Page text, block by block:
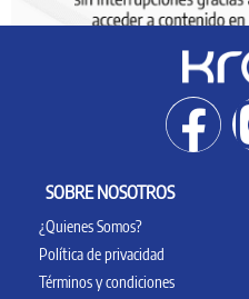
SOBRE NOSOTROS
¿Quienes Somos?
Política de privacidad
Términos y condiciones